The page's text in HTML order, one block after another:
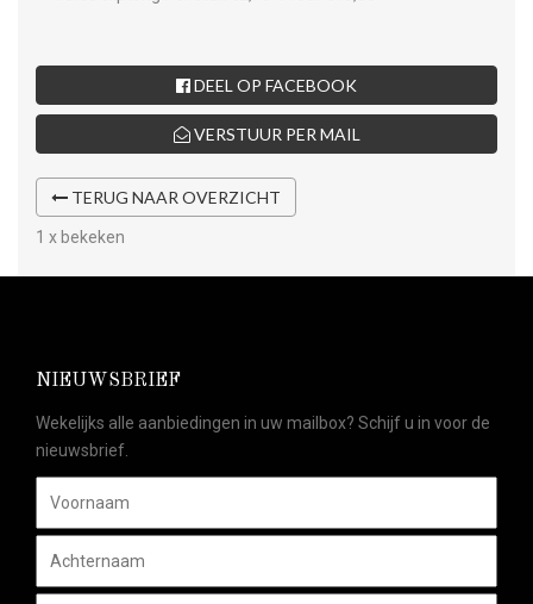
DEEL OP FACEBOOK
VERSTUUR PER MAIL
TERUG NAAR OVERZICHT
1 x bekeken
NIEUWSBRIEF
Wekelijks alle aanbiedingen in uw mailbox? Schijf u in voor de
nieuwsbrief.